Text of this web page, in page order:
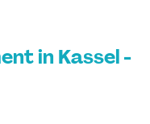
in Kassel -